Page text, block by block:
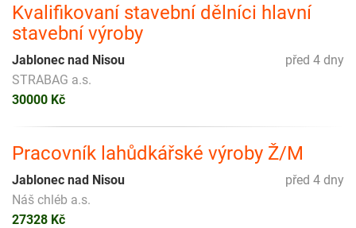
Kvalifikovaní stavební dělníci hlavní
stavební výroby
před 4 dny
Jablonec nad Nisou
STRABAG a.s.
30000 Kč
Pracovník lahůdkářské výroby Ž/M
před 4 dny
Jablonec nad Nisou
Náš chléb a.s.
27328 Kč